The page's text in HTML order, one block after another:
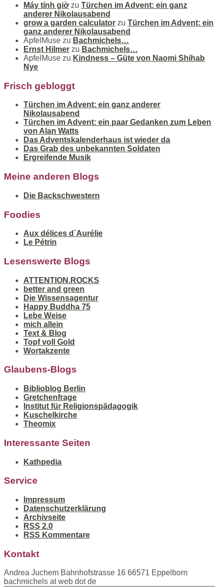
Máy tính giờzu Türchen im Advent: ein ganz
anderer Nikolausabend
grow a garden calculator zu Türchen im Advent: ein
ganz anderer Nikolausabend
ApfelMuse zu Bachmichels…
Ernst Hilmer zu Bachmichels…
ApfelMuse zu Kindness – Güte von Naomi Shihab
Nye
Frisch gebloggt
Türchen im Advent: ein ganz anderer
Nikolausabend
Türchen im Advent: ein paar Gedanken zum Leben
von Alan Watts
Das Adventskalenderhaus ist wieder da
Das Grab des unbekannten Soldaten
Ergreifende Musik
Meine anderen Blogs
Die Backschwestern
Foodies
Aux délices d´Aurélie
Le Pétrin
Lesenswerte Blogs
ATTENTION.ROCKS
better and green
Die Wissensagentur
Happy Buddha 75
Lebe Weise
mich allein
Text & Blog
Topf voll Gold
Wortakzente
Glaubens-Blogs
Biblioblog Berlin
Gretchenfrage
Institut für Religionspädagogik
Kuschelkirche
Theomix
Interessante Seiten
Kathpedia
Service
Impressum
Datenschutzerklärung
Archivseite
RSS 2.0
RSS Kommentare
Kontakt
Andrea Juchem Bahnhofstrasse 16 66571 Eppelborn
bachmichels at web dot de